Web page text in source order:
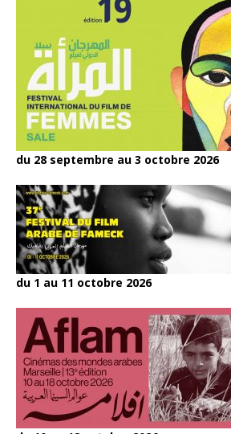
du 28 septembre au 3 octobre 2026
du 1 au 11 octobre 2026